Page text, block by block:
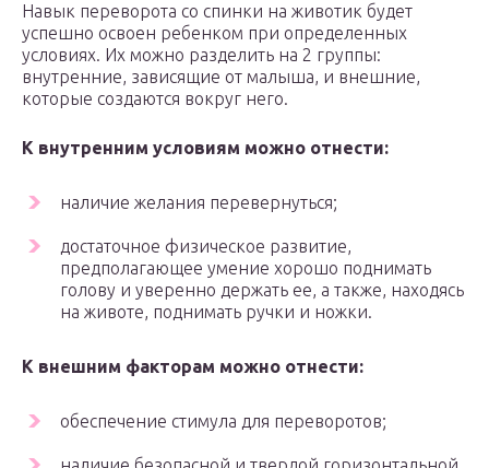
Навык переворота со спинки на животик будет
успешно освоен ребенком при определенных
условиях. Их можно разделить на 2 группы:
внутренние, зависящие от малыша, и внешние,
которые создаются вокруг него.
К внутренним условиям можно отнести:
наличие желания перевернуться;
достаточное физическое развитие,
предполагающее умение хорошо поднимать
голову и уверенно держать ее, а также, находясь
на животе, поднимать ручки и ножки.
К внешним факторам можно отнести:
обеспечение стимула для переворотов;